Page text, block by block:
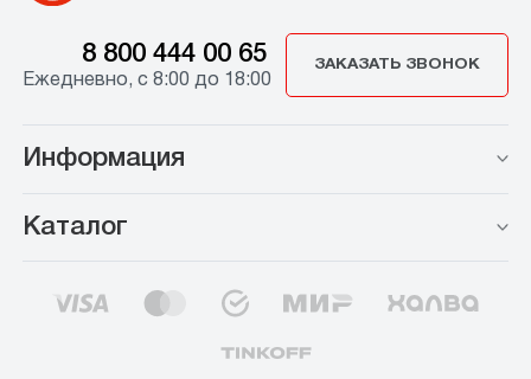
8 800 444 00 65
Ежедневно, с 8:00 до 18:00
ЗАКАЗАТЬ ЗВОНОК
Информация
Каталог